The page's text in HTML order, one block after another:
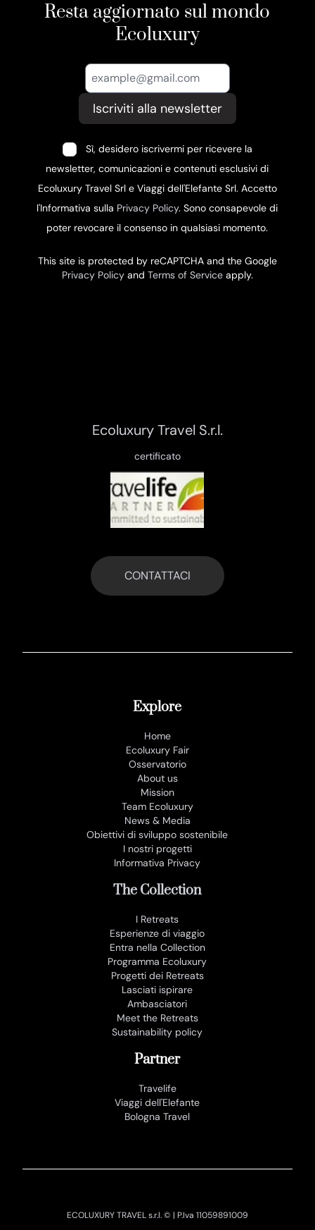
Resta aggiornato sul mondo
Ecoluxury
Iscriviti alla newsletter
Sì, desidero iscrivermi per ricevere la
newsletter, comunicazioni e contenuti esclusivi di
Ecoluxury Travel Srl e Viaggi dell'Elefante Srl. Accetto
l'Informativa sulla Privacy Policy. Sono consapevole di
poter revocare il consenso in qualsiasi momento.
This site is protected by reCAPTCHA and the Google
Privacy Policyand Terms of Serviceapply.
Ecoluxury Travel S.r.l.
certificato
CONTATTACI
Explore
Home
Ecoluxury Fair
Osservatorio
About us
Mission
Team Ecoluxury
News & Media
Obiettivi di sviluppo sostenibile
I nostri progetti
Informativa Privacy
The Collection
I Retreats
Esperienze di viaggio
Entra nella Collection
Programma Ecoluxury
Progetti dei Retreats
Lasciati ispirare
Ambasciatori
Meet the Retreats
Sustainability policy
Partner
Travelife
Viaggi dell'Elefante
Bologna Travel
ECOLUXURY TRAVEL s.r.l. © | P.Iva 11059891009